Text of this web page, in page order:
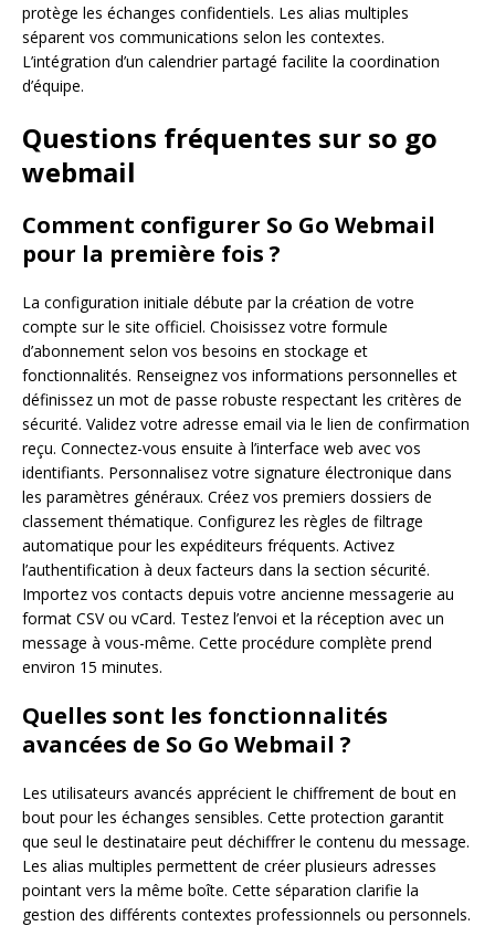
protège les échanges confidentiels. Les alias multiples
séparent vos communications selon les contextes.
L’intégration d’un calendrier partagé facilite la coordination
d’équipe.
Questions fréquentes sur so go
webmail
Comment configurer So Go Webmail
pour la première fois ?
La configuration initiale débute par la création de votre
compte sur le site officiel. Choisissez votre formule
d’abonnement selon vos besoins en stockage et
fonctionnalités. Renseignez vos informations personnelles et
définissez un mot de passe robuste respectant les critères de
sécurité. Validez votre adresse email via le lien de confirmation
reçu. Connectez-vous ensuite à l’interface web avec vos
identifiants. Personnalisez votre signature électronique dans
les paramètres généraux. Créez vos premiers dossiers de
classement thématique. Configurez les règles de filtrage
automatique pour les expéditeurs fréquents. Activez
l’authentification à deux facteurs dans la section sécurité.
Importez vos contacts depuis votre ancienne messagerie au
format CSV ou vCard. Testez l’envoi et la réception avec un
message à vous-même. Cette procédure complète prend
environ 15 minutes.
Quelles sont les fonctionnalités
avancées de So Go Webmail ?
Les utilisateurs avancés apprécient le chiffrement de bout en
bout pour les échanges sensibles. Cette protection garantit
que seul le destinataire peut déchiffrer le contenu du message.
Les alias multiples permettent de créer plusieurs adresses
pointant vers la même boîte. Cette séparation clarifie la
gestion des différents contextes professionnels ou personnels.